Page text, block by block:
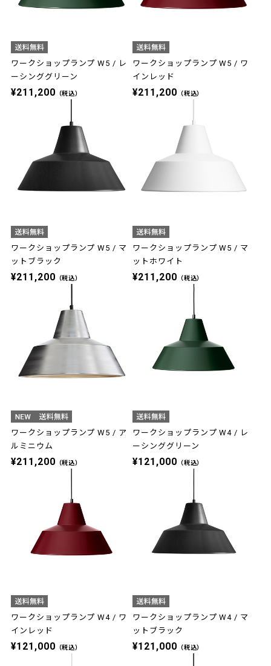
ワークショップランプ W5 / レ
ーシンググリーン
¥211,200 （税込）
ワークショップランプ W5 / ワ
インレッド
¥211,200 （税込）
ワークショップランプ W5 / マ
ットブラック
¥211,200 （税込）
ワークショップランプ W5 / マ
ットホワイト
¥211,200 （税込）
ワークショップランプ W5 / ア
ルミニウム
¥211,200 （税込）
ワークショップランプ W4 / レ
ーシンググリーン
¥121,000 （税込）
ワークショップランプ W4 / ワ
インレッド
¥121,000 （税込）
ワークショップランプ W4 / マ
ットブラック
¥121,000 （税込）